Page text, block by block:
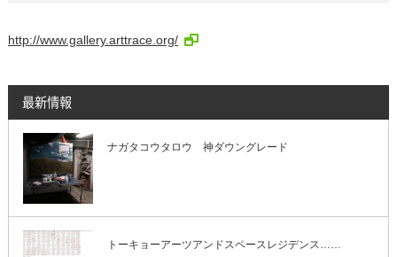
http://www.gallery.arttrace.org/
最新情報
ナガタコウタロウ 神ダウングレード
トーキョーアーツアンドスペースレジデンス……